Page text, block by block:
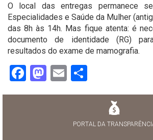
O local das entregas permanece
Especialidades e Saúde da Mulher
das 8h às 14h. Mas fique atenta: é
documento de identidade (RG)
resultados do exame de mamografia.
Facebook
Mastodon
Email
PORTAL DA